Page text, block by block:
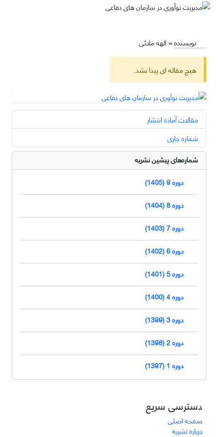
نویسنده =الهه ملائی
هیچ مقاله ای پیدا نشد.
مقالات آماده انتشار
شماره جاری
شماره‌های پیشین نشریه
دوره 9 (1405)
دوره 8 (1404)
دوره 7 (1403)
دوره 6 (1402)
دوره 5 (1401)
دوره 4 (1400)
دوره 3 (1399)
دوره 2 (1398)
دوره 1 (1397)
دسترسی سریع
صفحه اصلی
درباره نشریه